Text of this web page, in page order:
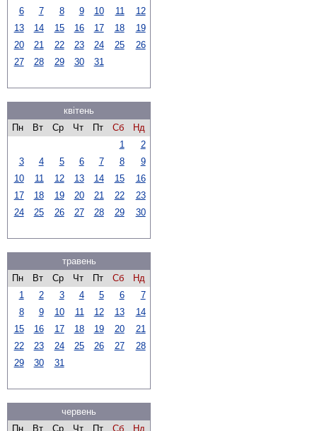
6
7 8 9 10 11
12
13
14 15 16 17 18
19
20
21 22 23 24 25
26
27
28 29 30 31
квітень
Пн
Вт Ср Чт Пт Сб
Нд
1
2
3
4 5 6 7 8
9
10
11 12 13 14 15
16
17
18 19 20 21 22
23
24
25 26 27 28 29 30
травень
Пн
Вт Ср Чт Пт Сб
Нд
1
2 3 4 5 6
7
8
9 10 11 12 13
14
15
16 17 18 19 20
21
22
23 24 25 26 27
28
29
30 31
червень
Пн
Вт Ср Чт Пт Сб
Нд